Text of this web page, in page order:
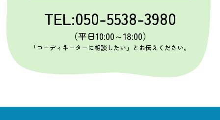
TEL:050-5538-3980
（平日10:00～18:00）
「コーディネーターに相談したい」とお伝えください。